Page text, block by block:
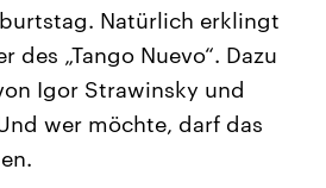
Anhalt
6.
neuen
aus
USA
Aktuelle Beiträge,
Hintergründe
Wirtschaftlich und
gehören die Vereinigten
den mächtigsten Ländern
mit großem Einfluss auf
Natürlich erklingt
des „Tango Nuevo“. Dazu
Igor Strawinsky und
wer möchte, darf das